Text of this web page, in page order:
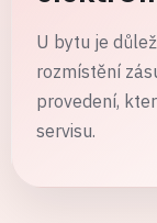
U bytu je
rozmístění
provedení,
servisu.